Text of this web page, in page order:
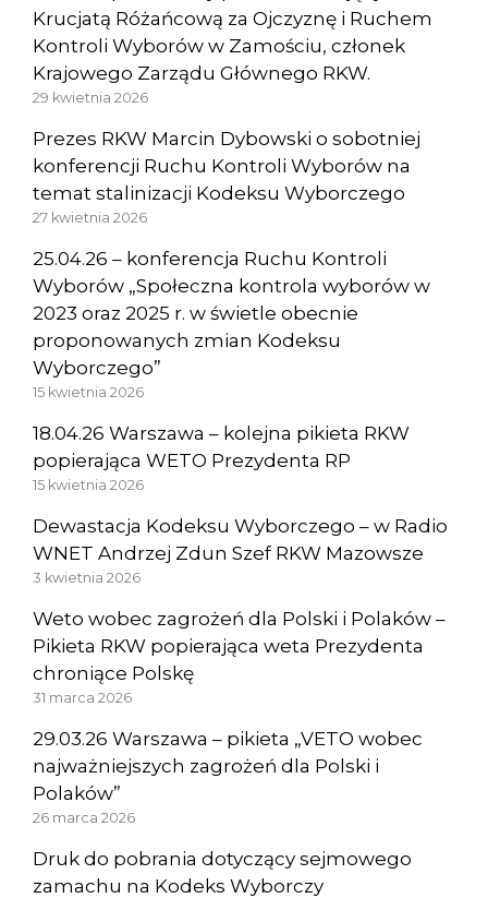
Krucjatą Różańcową za Ojczyznę i Ruchem
Kontroli Wyborów w Zamościu, członek
Krajowego Zarządu Głównego RKW.
29 kwietnia 2026
Prezes RKW Marcin Dybowski o sobotniej
konferencji Ruchu Kontroli Wyborów na
temat stalinizacji Kodeksu Wyborczego
27 kwietnia 2026
25.04.26 – konferencja Ruchu Kontroli
Wyborów „Społeczna kontrola wyborów w
2023 oraz 2025 r. w świetle obecnie
proponowanych zmian Kodeksu
Wyborczego”
15 kwietnia 2026
18.04.26 Warszawa – kolejna pikieta RKW
popierająca WETO Prezydenta RP
15 kwietnia 2026
Dewastacja Kodeksu Wyborczego – w Radio
WNET Andrzej Zdun Szef RKW Mazowsze
3 kwietnia 2026
Weto wobec zagrożeń dla Polski i Polaków –
Pikieta RKW popierająca weta Prezydenta
chroniące Polskę
31 marca 2026
29.03.26 Warszawa – pikieta „VETO wobec
najważniejszych zagrożeń dla Polski i
Polaków”
26 marca 2026
Druk do pobrania dotyczący sejmowego
zamachu na Kodeks Wyborczy